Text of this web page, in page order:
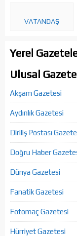
VATANDAŞ
Yerel
Ulusal
Akşam Gazetesi
Aydınlık Gazetesi
Diriliş Postası
Doğru Haber
Dünya Gazetesi
Fanatik Gazetesi
Fotomaç Gazetesi
Hürriyet Gazetesi